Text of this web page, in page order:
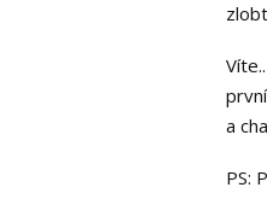
a
PS: